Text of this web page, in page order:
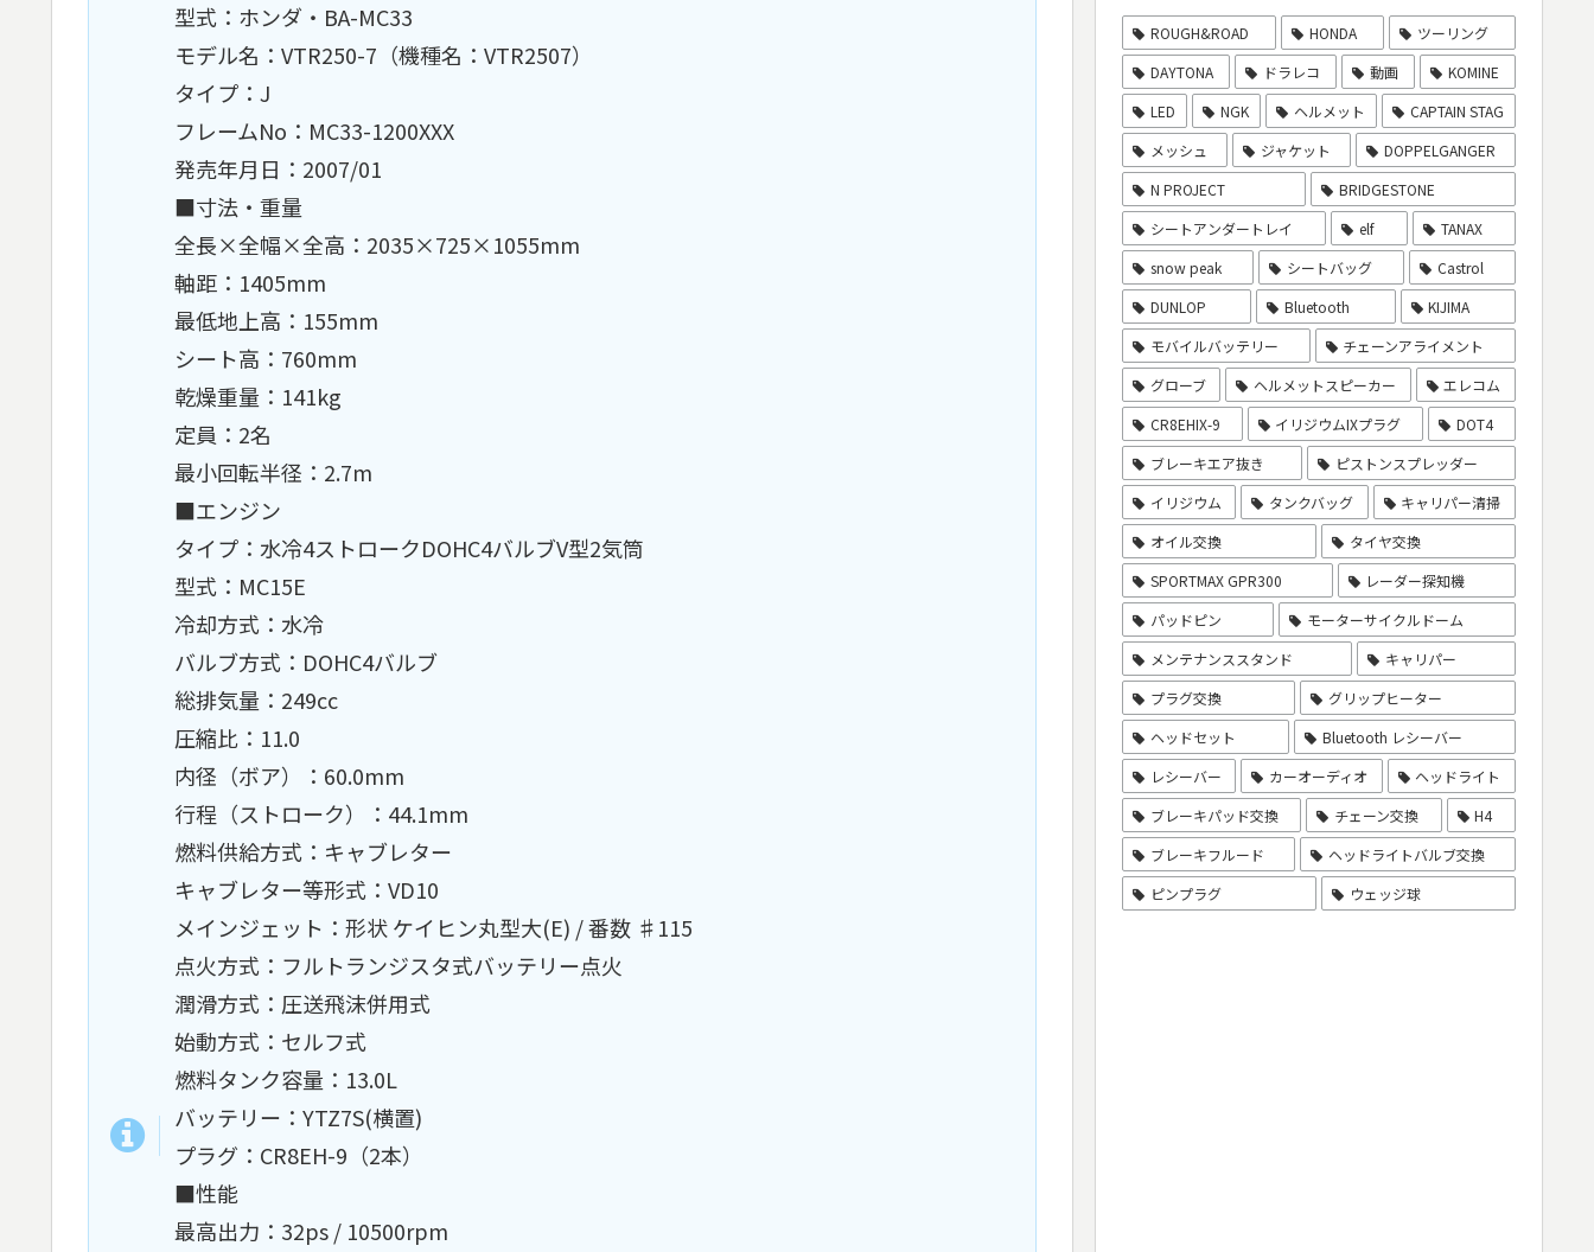
型式：ホンダ・BA-MC33
モデル名：VTR250-7（機種名：VTR2507）
タイプ：J
フレームNo：MC33-1200XXX
発売年月日：2007/01
■寸法・重量
全長×全幅×全高：2035×725×1055mm
軸距：1405mm
最低地上高：155mm
シート高：760mm
乾燥重量：141kg
定員：2名
最小回転半径：2.7m
■エンジン
タイプ：水冷4ストロークDOHC4バルブV型2気筒
型式：MC15E
冷却方式：水冷
バルブ方式：DOHC4バルブ
総排気量：249cc
圧縮比：11.0
内径（ボア）：60.0mm
行程（ストローク）：44.1mm
燃料供給方式：キャブレター
キャブレター等形式：VD10
メインジェット：形状 ケイヒン丸型大(E) / 番数 ♯115
点火方式：フルトランジスタ式バッテリー点火
潤滑方式：圧送飛沫併用式
始動方式：セルフ式
燃料タンク容量：13.0L
バッテリー：YTZ7S(横置)
プラグ：CR8EH-9（2本）
■性能
最高出力：32ps / 10500rpm
ROUGH&ROAD HONDA
ツーリング
DAYTONA
ドラレコ 動画
KOMINE
LED
NGK ヘルメット
CAPTAIN STAG
メッシュ
ジャケット
DOPPELGANGER
N PROJECT
BRIDGESTONE
シートアンダートレイ
elf
TANAX
snow peak
シートバッグ
Castrol
DUNLOP
Bluetooth
KIJIMA
モバイルバッテリー
チェーンアライメント
グローブ
ヘルメットスピーカー
エレコム
CR8EHIX-9
イリジウムIXプラグ
DOT4
ブレーキエア抜き
ピストンスプレッダー
イリジウム
タンクバッグ
キャリパー清掃
オイル交換
タイヤ交換
SPORTMAX GPR300
レーダー探知機
パッドピン
モーターサイクルドーム
メンテナンススタンド
キャリパー
プラグ交換
グリップヒーター
ヘッドセット
Bluetooth レシーバー
レシーバー
カーオーディオ
ヘッドライト
ブレーキパッド交換
チェーン交換
H4
ブレーキフルード
ヘッドライトバルブ交換
ピンプラグ
ウェッジ球